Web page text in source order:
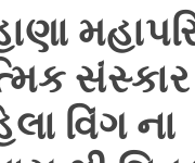
સ્તોત્રમ્
વેબિનાર
શ્રેણી
પવિત્ર
શ્રાવણ
માસ
ના
વિંગ ના